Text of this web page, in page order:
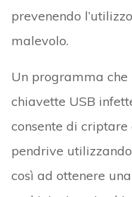
prevenendo
malevolo.
Un programma
chiavette USB
consente di
pendrive
così ad ottenere